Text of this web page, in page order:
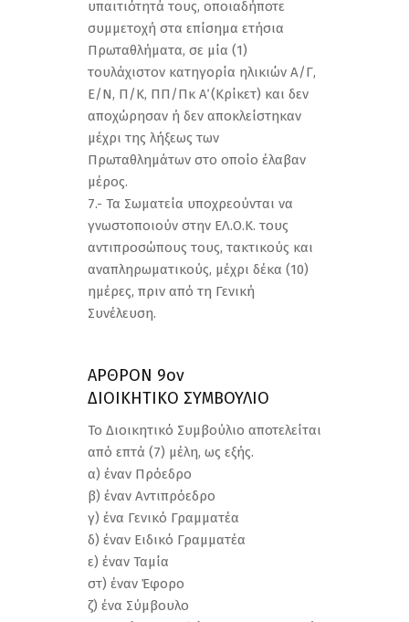
υπαιτιότητά τους, οποιαδήποτε
συμμετοχή στα επίσημα ετήσια
Πρωταθλήματα, σε μία (1)
τουλάχιστον κατηγορία ηλικιών Α/Γ,
Ε/Ν, Π/Κ, ΠΠ/Πκ Α΄ (Κρίκετ) και δεν
αποχώρησαν ή δεν αποκλείστηκαν
μέχρι της λήξεως των
Πρωταθλημάτων στο οποίο έλαβαν
μέρος.
7.- Τα Σωματεία υποχρεούνται να
γνωστοποιούν στην ΕΛ.Ο.Κ. τους
αντιπροσώπους τους, τακτικούς και
αναπληρωματικούς, μέχρι δέκα (10)
ημέρες, πριν από τη Γενική
Συνέλευση.
ΑΡΘΡΟΝ 9ον
ΔΙΟΙΚΗΤΙΚΟ ΣΥΜΒΟΥΛΙΟ
Το Διοικητικό Συμβούλιο αποτελείται
από επτά (7) μέλη, ως εξής.
α) έναν Πρόεδρο
β) έναν Αντιπρόεδρο
γ) ένα Γενικό Γραμματέα
δ) έναν Ειδικό Γραμματέα
ε) έναν Ταμία
στ) έναν Έφορο
ζ) ένα Σύμβουλο